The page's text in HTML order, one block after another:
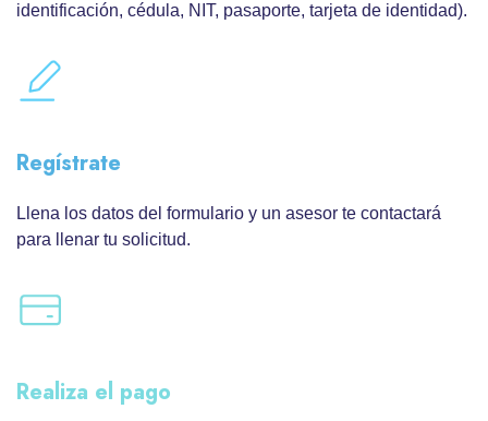
identificación, cédula, NIT, pasaporte, tarjeta de identidad).
Regístrate
Llena los datos del formulario y un asesor te contactará
para llenar tu solicitud.
Realiza el pago